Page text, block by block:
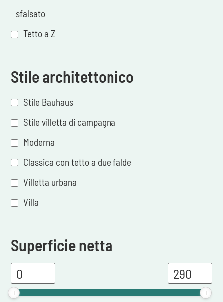
sfalsato
Tetto a Z
Stile architettonico
Stile Bauhaus
Stile villetta di campagna
Moderna
Classica con tetto a due falde
Villetta urbana
Villa
Superficie netta